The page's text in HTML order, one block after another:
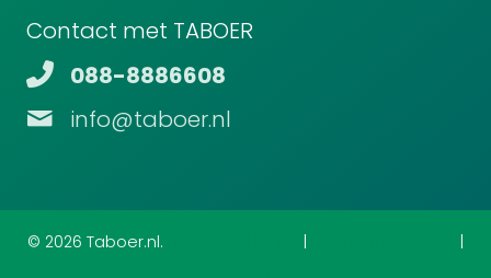
Contact met TABOER
088-8886608
info@taboer.nl
© 2026 Taboer.nl. |
|